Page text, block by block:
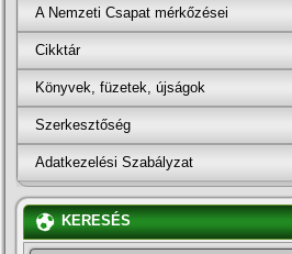
A Nemzeti Csapat mérkőzései
Cikktár
Könyvek, füzetek, újságok
Szerkesztőség
Adatkezelési Szabályzat
KERESÉS